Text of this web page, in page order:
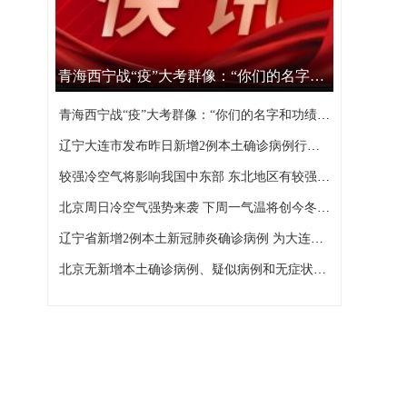
青海西宁战“疫”大考群像：“你们的名字和功绩，西宁不会忘记”
青海西宁战“疫”大考群像：“你们的名字和功绩，西宁不会忘记”
辽宁大连市发布昨日新增2例本土确诊病例行程轨迹
较强冷空气将影响我国中东部 东北地区有较强降雪
北京周日冷空气强势来袭 下周一气温将创今冬以来新低
辽宁省新增2例本土新冠肺炎确诊病例 为大连市报告
北京无新增本土确诊病例、疑似病例和无症状感染者